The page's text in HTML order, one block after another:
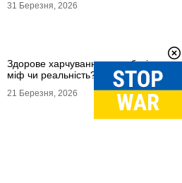
31 Березня, 2026
Здорове харчування на роботі:
міф чи реальність?
21 Березня, 2026